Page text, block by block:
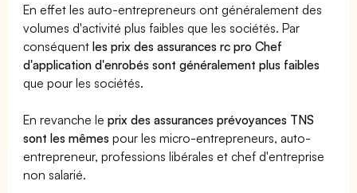
En effet les auto-entrepreneurs ont généralement des
volumes d'activité plus faibles que les sociétés. Par
conséquentles prix des assurances rc pro Chef
d'application d'enrobés sont généralement plus faibles
que pour les sociétés.
En revanche leprix des assurances prévoyances TNS
sont les mêmes pour les micro-entrepreneurs, auto-
entrepreneur, professions libérales et chef d'entreprise
non salarié.